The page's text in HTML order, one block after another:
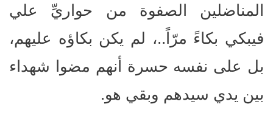
المناضلين الصفوة من حواريِّ علي
فيبكي بكاءً مرّاً..، لم يكن بكاؤه عليهم،
بل على نفسه حسرة أنهم مضوا شهداء
بين يدي سيدهم وبقي هو.